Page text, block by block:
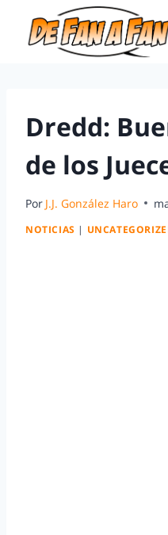
Dredd:
de los
Por J.J. González Haro
NOTICIAS |